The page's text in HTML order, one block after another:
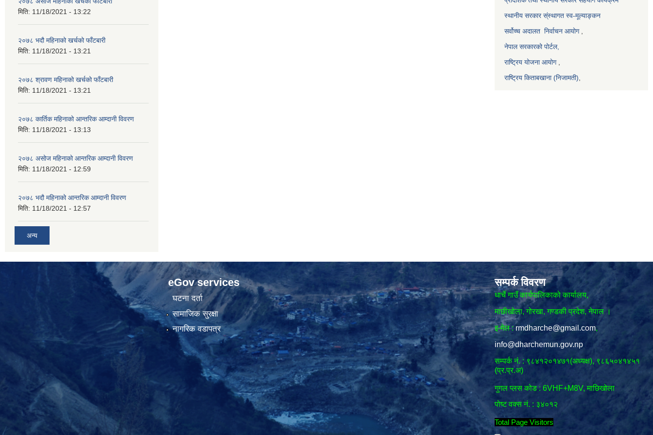
मिति: 11/18/2021 - 13:22
२०७८ भदौ महिनाको खर्चको फाँटबारी
मिति: 11/18/2021 - 13:21
२०७८ श्रावण महिनाको खर्चको फाँटबारी
मिति: 11/18/2021 - 13:21
२०७८ कार्तिक महिनाको आन्तरिक आम्दानी विवरण
मिति: 11/18/2021 - 13:13
२०७८ असोज महिनाको आन्तरिक आम्दानी विवरण
मिति: 11/18/2021 - 12:59
२०७८ भदौ महिनाको आन्तरिक आम्दानी विवरण
मिति: 11/18/2021 - 12:57
अन्य
स्थानीय सरकार स्ंस्थागत स्व-मूल्याङ्कन
सर्वोच्च अदालत निर्वाचन आयोग,
नेपाल सरकारको पोर्टल,
राष्ट्रिय योजना आयोग,
राष्ट्रिय किताबखाना (निजामती)
eGov services
घटना दर्ता
सामाजिक सुरक्षा
नागरिक वडापत्र
सम्पर्क विवरण
धार्चे गाउँ कार्यपालिकाको कार्यालय,
माछीखोला, गोरखा, गण्डकी प्रदेश, नेपाल ।
इ-मेल : rmdharche@gmail.com,
info@dharchemun.gov.np
सम्पर्क नं. : ९८४१२०१४७१(अध्यक्ष), ९८६५०४१४५१
(प्र.प्र.अ)
गुगल प्लस कोड : 6VHF+M8V, माछिखोला
पोष्ट वक्स नं. : ३४०१२
Total Page Visitors